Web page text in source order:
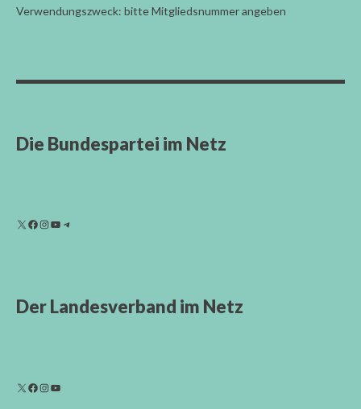
Verwendungszweck: bitte Mitgliedsnummer angeben
Die Bundespartei im Netz
Der Landesverband im Netz